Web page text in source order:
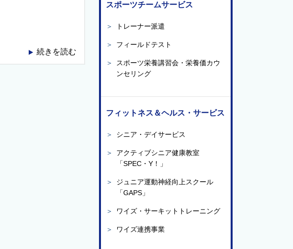
続きを読む
スポーツチームサービス
＞ トレーナー派遣
＞ フィールドテスト
＞
スポーツ栄養講習会・栄養価カウ
ンセリング
フィットネス＆ヘルス・サービス
＞ シニア・デイサービス
＞
アクティブシニア健康教室
「SPEC・Y！」
＞
ジュニア運動神経向上スクール
「GAPS」
＞ ワイズ・サーキットトレーニング
＞ ワイズ連携事業